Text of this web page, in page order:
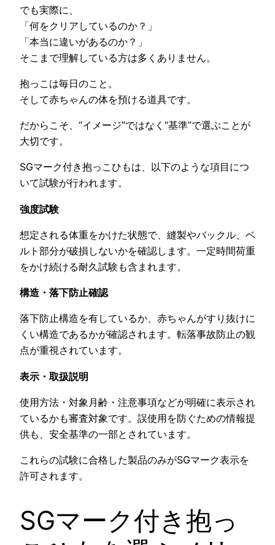
でも実際に、
「何をクリアしているのか？」
「本当に違いがあるのか？」
そこまで理解している方は多くありません。
抱っこは毎日のこと。
そして赤ちゃんの体を預ける道具です。
だからこそ、“イメージ”ではなく“基準”で選ぶことが
大切です。
SGマーク付き抱っこひもは、以下のような項目につ
いて試験が行われます。
強度試験
想定される体重をかけた状態で、縫製やバックル、ベ
ルト部分が破損しないかを確認します。一定時間荷重
をかけ続ける耐久試験も含まれます。
構造・落下防止確認
落下防止構造を有しているか、赤ちゃんがすり抜けに
くい構造であるかが確認されます。転落事故防止の観
点が重視されています。
表示・取扱説明
使用方法・対象月齢・注意事項などが明確に表示され
ているかも審査対象です。誤使用を防ぐための情報提
供も、安全基準の一部とされています。
これらの試験に合格した製品のみがSGマーク表示を
許可されます。
SGマーク付き抱っ